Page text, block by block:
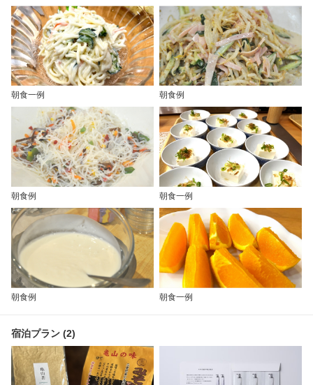
朝食一例 朝食例
朝食例 朝食一例
朝食例 朝食一例
宿泊プラン (2)